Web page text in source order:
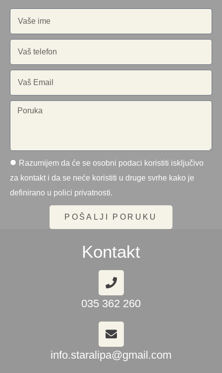
Razumijem da će se osobni podaci koristiti isključivo
za kontakt i da se neće koristiti u druge svrhe kako je
definirano u polici privatnosti.
POŠALJI PORUKU
Kontakt
035 362 260
info.staralipa@gmail.com